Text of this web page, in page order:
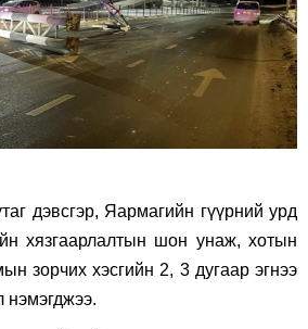
дэвсгэр, Яармагийн гүүрний урд
хязгаарлалтын шон унаж, хотын
зорчих хэсгийн 2, 3 дугаар эгнээ
нэмэгджээ.